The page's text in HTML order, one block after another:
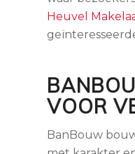
Heuvel
VOOR
BanBouw